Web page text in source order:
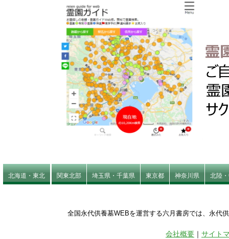
北海道・東北 関東北部 埼玉県・千葉県 東京都 神奈川県 北陸
全国永代供養墓WEBを運営する六月書房では、永代
会社概要 ｜ サイト